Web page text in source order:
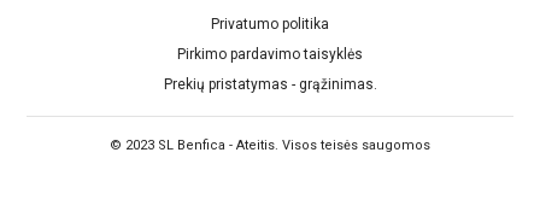
Privatumo politika
Pirkimo pardavimo taisyklės
Prekių pristatymas - grąžinimas.
© 2023 SL Benfica - Ateitis. Visos teisės saugomos